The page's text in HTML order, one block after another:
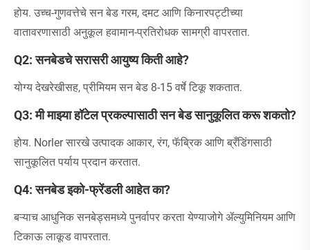
होय. उच्च-गुणवत्तेचे सन बेड गरम, दमट आणि किनारपट्टीच्या
वातावरणासाठी अनुकूल हवामान-प्रतिरोधक सामग्री वापरतात.
Q2: सनबेडचे सरासरी आयुष्य किती आहे?
योग्य देखरेखीसह, प्रीमियम सन बेड 8-15 वर्षे टिकू शकतात.
Q3: मी माझ्या हॉटेल प्रकल्पासाठी सन बेड सानुकूलित करू शकतो?
होय. Norler सारखे उत्पादक आकार, रंग, फॅब्रिक आणि ब्रँडिंगसाठी
सानुकूलित पर्याय प्रदान करतात.
Q4: सनबेड इको-फ्रेंडली आहेत का?
बऱ्याच आधुनिक सनबेड्समध्ये पुनर्वापर करता येण्याजोगे ॲल्युमिनियम आणि
टिकाऊ लाकूड वापरतात.